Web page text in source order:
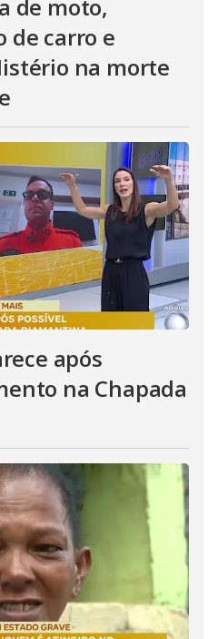
de moto,
de carro e
na morte
após
na Chapada